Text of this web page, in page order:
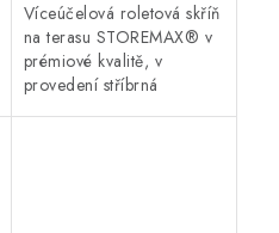
Víceúčelová roletová skříň
na terasu STOREMAX® v
prémiové kvalitě, v
provedení stříbrná